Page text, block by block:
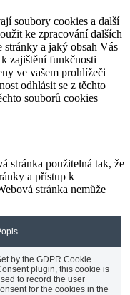
soubory cookies a další
ke zpracování dalších
stránky a jaký obsah Vás
zajištění funkčnosti
ve vašem prohlížeči
odhlásit se z těchto
souborů cookies
stránka použitelná tak, že
a přístup k
stránka nemůže
by the GDPR Cookie
plugin, this cookie is
to record the user
for the cookies in the